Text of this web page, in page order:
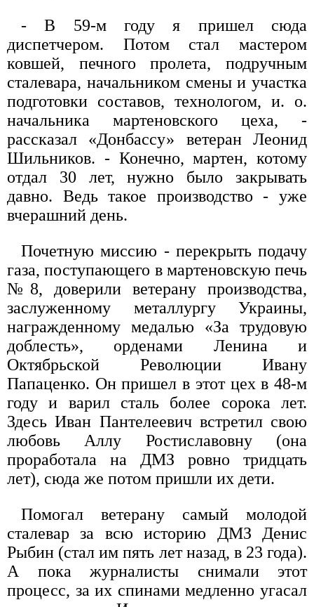
- В 59-м году я пришел сюда
диспетчером. Потом стал мастером
ковшей, печного пролета, подручным
сталевара, начальником смены и участка
подготовки составов, технологом, и. о.
начальника мартеновского цеха, -
рассказал «Донбассу» ветеран Леонид
Шильников. - Конечно, мартен, котому
отдал 30 лет, нужно было закрывать
давно. Ведь такое производство - уже
вчерашний день.
Почетную миссию - перекрыть подачу
газа, поступающего в мартеновскую печь
№8, доверили ветерану производства,
заслуженному металлургу Украины,
награжденному медалью «За трудовую
доблесть», орденами Ленина и
Октябрьской Революции Ивану
Папаценко. Он пришел в этот цех в 48-м
году и варил сталь более сорока лет.
Здесь Иван Пантелеевич встретил свою
любовь Аллу Ростиславовну (она
проработала на ДМЗ ровно тридцать
лет), сюда же потом пришли их дети.
Помогал ветерану самый молодой
сталевар за всю историю ДМЗ Денис
Рыбин (стал им пять лет назад, в 23 года).
А пока журналисты снимали этот
процесс, за их спинами медленно угасал